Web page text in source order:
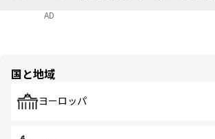
AD
国と地域
ヨーロッパ